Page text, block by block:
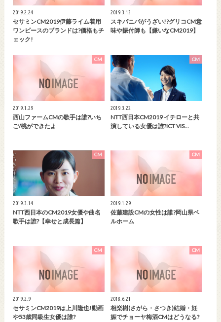
2019.2.24
セサミンCM2019伊藤ライム着用
ワンピースのブランドは?価格もチ
ェック!
2019.3.13
スキパニパがうざい!?グリコCM意
味や振付師も【嫌いなCM2019】
CM
2019.1.29
西山ファームCMの歌手は誰?いち
ご/桃ができたよ
CM
2019.3.22
NTT西日本CM2019 イチローと共
演している女優は誰?ICT VIS…
CM
2019.3.14
NTT西日本のCM2019女優や曲名
歌手は誰?【幸せと成長篇】
CM
2019.1.29
佐藤建設CMの女性は誰?岡山県ベ
ルホーム
CM
2019.2.9
セサミンCM2019は上川隆也!動画
や53歳同級生女優は誰?
CM
2018.6.21
相楽樹(さがら・さつき)結婚・妊
娠でチョーヤ梅酒CMはどうなる?